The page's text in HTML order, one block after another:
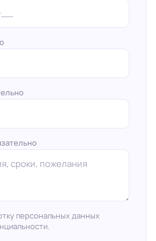
персональных данных